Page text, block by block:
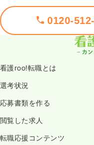
0120-
看護roo!転職とは
選考状況
応募書類を作る
閲覧した求人
転職応援コンテンツ